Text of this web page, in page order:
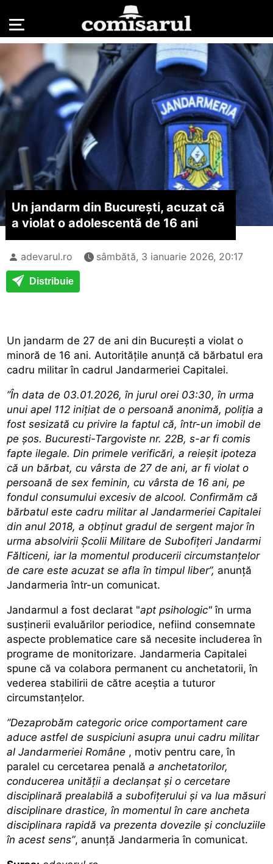
Un jandarm din București, acuzat că
a violat o adolescentă de 16 ani
adevarul.ro sâmbătă, 3 ianuarie 2026, 20:17
Distribuie
Un jandarm de 27 de ani din București a violat o
minoră de 16 ani. Autoritățile anunță că bărbatul era
cadru militar în cadrul Jandarmeriei Capitalei.
”În data de 03.01.2026, în jurul orei 03:30, în urma
unui apel 112 inițiat de o persoană anonimă, poliția a
fost sesizată cu privire la faptul că, într-un imobil de
pe șos. Bucuresti-Targoviste nr. 22B, s-ar fi comis
fapte ilegale. Din primele verificări, a reieșit ipoteza
că un bărbat, cu vârsta de 27 de ani, ar fi violat o
persoană de sex feminin, cu vârsta de 16 ani, pe
fondul consumului excesiv de alcool. Confirmăm că
bărbatul este cadru militar al Jandarmeriei Capitalei
din anul 2018, a obținut gradul de sergent major în
urma absolvirii Școlii Militare de Subofițeri Jandarmi
Fălticeni, iar la momentul producerii circumstanțelor
de care este acuzat se afla în timpul liber”, anunță
Jandarmeria într-un comunicat.
Jandarmul a fost declarat "apt psihologic" în urma
susținerii evaluărilor periodice, nefiind consemnate
aspecte problematice care să necesite includerea în
programe de monitorizare. Jandarmeria Capitalei
spune că va colabora permanent cu anchetatorii, în
vederea stabilirii de către aceștia a tuturor
circumstanțelor.
”Dezaprobăm categoric orice comportament care
aduce astfel de suspiciuni asupra unui cadru militar
al Jandarmeriei Române , motiv pentru care, în
paralel cu cercetarea penalăa anchetatorilor,
conducerea unității a declanșat și o cercetare
disciplinară prealabilă a subofițerului și va lua măsuri
disciplinare drastice, în momentul în care ancheta
disciplinara rapidă va prezenta dovezile și concluziile
în acest sens”, anunță Jandarmeria în comunicat.